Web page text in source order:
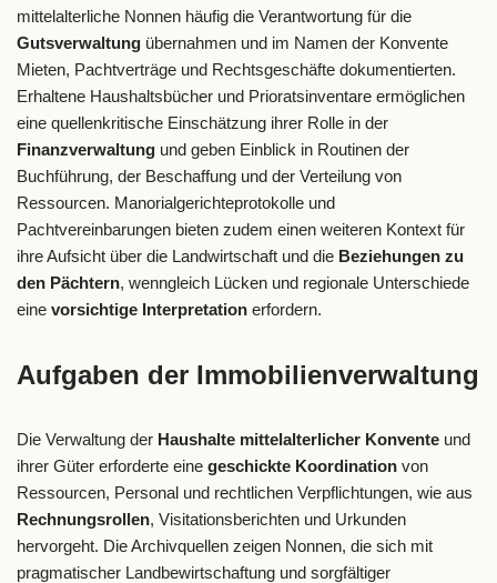
mittelalterliche Nonnen häufig die Verantwortung für die
Gutsverwaltung übernahmen und im Namen der Konvente
Mieten, Pachtverträge und Rechtsgeschäfte dokumentierten.
Erhaltene Haushaltsbücher und Prioratsinventare ermöglichen
eine quellenkritische Einschätzung ihrer Rolle in der
Finanzverwaltung und geben Einblick in Routinen der
Buchführung, der Beschaffung und der Verteilung von
Ressourcen. Manorialgerichteprotokolle und
Pachtvereinbarungen bieten zudem einen weiteren Kontext für
ihre Aufsicht über die Landwirtschaft und die Beziehungen zu
den Pächtern, wenngleich Lücken und regionale Unterschiede
eine vorsichtige Interpretation erfordern.
Aufgaben der Immobilienverwaltung
Die Verwaltung der Haushalte mittelalterlicher Konvente und
ihrer Güter erforderte eine geschickte Koordination von
Ressourcen, Personal und rechtlichen Verpflichtungen, wie aus
Rechnungsrollen, Visitationsberichten und Urkunden
hervorgeht. Die Archivquellen zeigen Nonnen, die sich mit
pragmatischer Landbewirtschaftung und sorgfältiger